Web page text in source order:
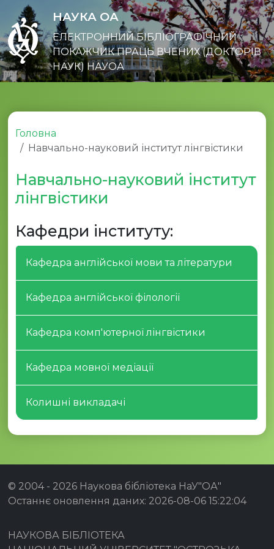
НАУКА ОА
ЕЛЕКТРОННИЙ БІБЛІОГРАФІЧНИЙ
ПОКАЖЧИК ПРАЦЬ ВЧЕНИХ (ДОКТОРІВ
НАУК) НАУОА
Головна
Навчально-науковий інститут лінгвістики
Навчально-науковий інститут
лінгвістики
Кафедри інституту:
Кафедра англійської мови та літератури
Кафедра англійської філології
Кафедра комп'ютерної лінгвістики
Кафедра мовної медіації
Колишні викладачі
НАУКОВА БІБЛІОТЕКА
© 2004 - 2026 Наукова бібліотека НаУ"ОА"
Останнє оновлення даних: 2026-08-06 15:22:04